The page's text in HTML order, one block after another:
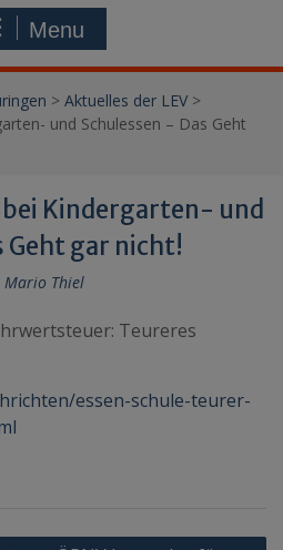
Menu
> Aktuelles der LEV >
und Schulessen – Das Geht
Kindergarten- und
Geht gar nicht!
Mario Thiel
Teureres
essen-schule-teurer-